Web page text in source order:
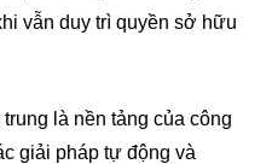
vẫn duy trì quyền sở hữu
là nền tảng của công
giải pháp tự động và